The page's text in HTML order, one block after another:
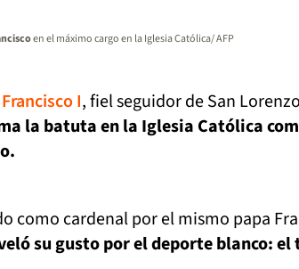
en el máximo cargo en la Iglesia Católica/ AFP
Francisco I, fiel seguidor de San
la batuta en la Iglesia Católica
como cardenal por el mismo papa
su gusto por el deporte blanco: el